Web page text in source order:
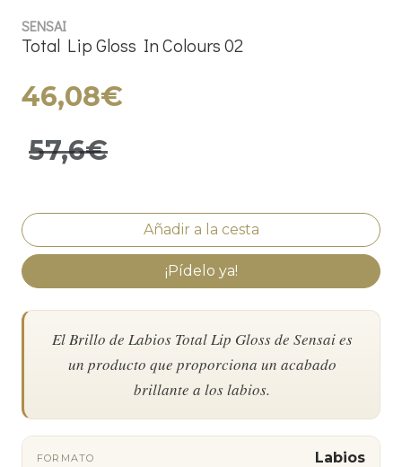
SENSAI
Total Lip Gloss In Colours 02
46,08€
57,6€
¡Pídelo ya!
El Brillo de Labios Total Lip Gloss de Sensai es
un producto que proporciona un acabado
brillante a los labios.
FORMATO Labios